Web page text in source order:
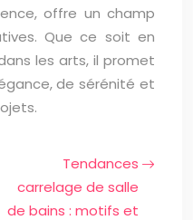
offre un champ
Que ce soit en
les arts, il promet
de sérénité et
Tendances
carrelage de salle
de bains : motifs et